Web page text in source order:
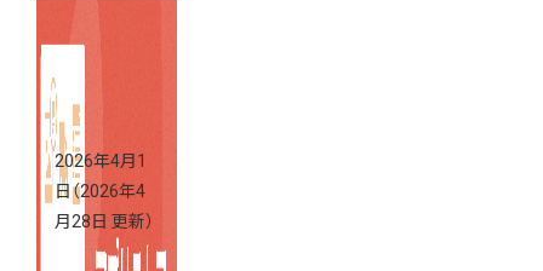
2026年4月1
日 （2026年4
月28日 更新）